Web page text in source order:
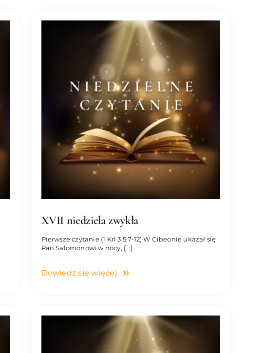
XVII niedziela zwykła
Pierwsze czytanie (1 Krl 3,5.7-12) W Gibeonie ukazał się
Pan Salomonowi w nocy, [...]
Dowiedz się więcej